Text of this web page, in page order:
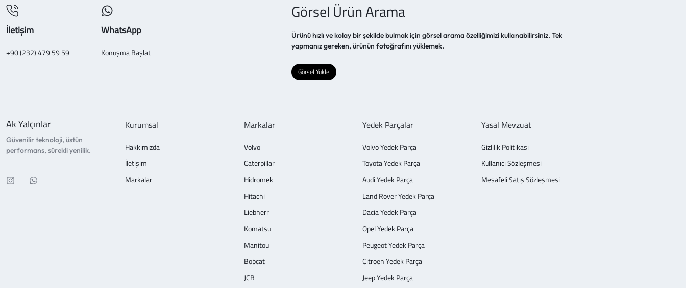
İletişim
+90 (232) 479 59 59
WhatsApp
Konuşma Başlat
Görsel Ürün Arama
Ürünü hızlı ve kolay bir şekilde bulmak için görsel arama özelliğimizi kullanabilirsiniz. Tek
yapmanız gereken, ürünün fotoğrafını yüklemek.
Görsel Yükle
Ak Yalçınlar
Güvenilir teknoloji, üstün
performans, sürekli yenilik.
Kurumsal
Hakkımızda
İletişim
Markalar
Markalar
Volvo
Caterpillar
Hidromek
Hitachi
Liebherr
Komatsu
Manitou
Bobcat
JCB
Yedek Parçalar
Volvo Yedek Parça
Toyota Yedek Parça
Audi Yedek Parça
Land Rover Yedek Parça
Dacia Yedek Parça
Opel Yedek Parça
Peugeot Yedek Parça
Citroen Yedek Parça
Jeep Yedek Parça
Yasal Mevzuat
Gizlilik Politikası
Kullanıcı Sözleşmesi
Mesafeli Satış Sözleşmesi